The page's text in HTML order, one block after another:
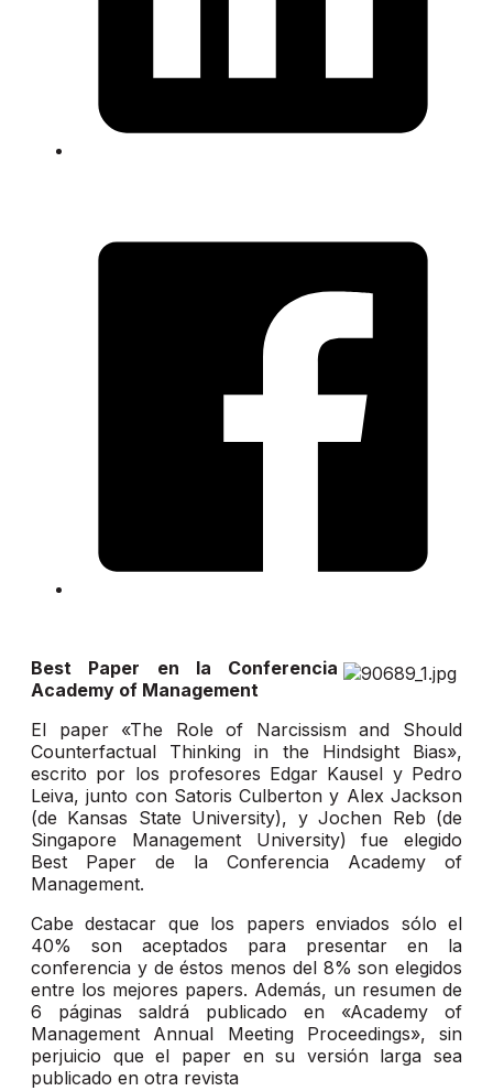
Best Paper en la Conferencia
Academy of Management
El paper «The Role of Narcissism and Should
Counterfactual Thinking in the Hindsight Bias»,
escrito por los profesores Edgar Kausel y Pedro
Leiva, junto con Satoris Culberton y Alex Jackson
(de Kansas State University), y Jochen Reb (de
Singapore Management University) fue elegido
Best Paper de la Conferencia Academy of
Management.
Cabe destacar que los papers enviados sólo el
40% son aceptados para presentar en la
conferencia y de éstos menos del 8% son elegidos
entre los mejores papers. Además, un resumen de
6 páginas saldrá publicado en «Academy of
Management Annual Meeting Proceedings», sin
perjuicio que el paper en su versión larga sea
publicado en otra revista